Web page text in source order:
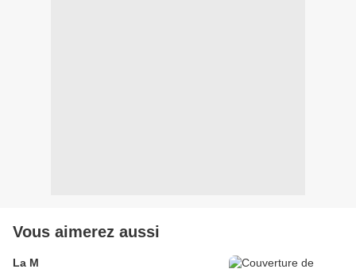
Vous aimerez aussi
La M